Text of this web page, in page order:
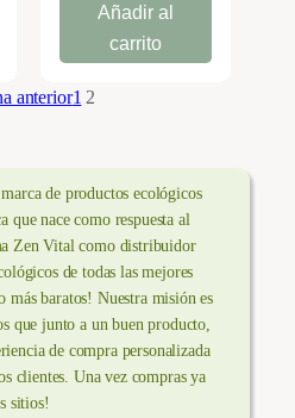
era:
48,50 €.
Añadir al
carrito
anterior1 2
de productos ecológicos
que nace como respuesta al
Zen Vital como distribuidor
de todas las mejores
más baratos! Nuestra misión es
que junto a un buen producto,
de compra personalizada
clientes. Una vez compras ya
sitios!